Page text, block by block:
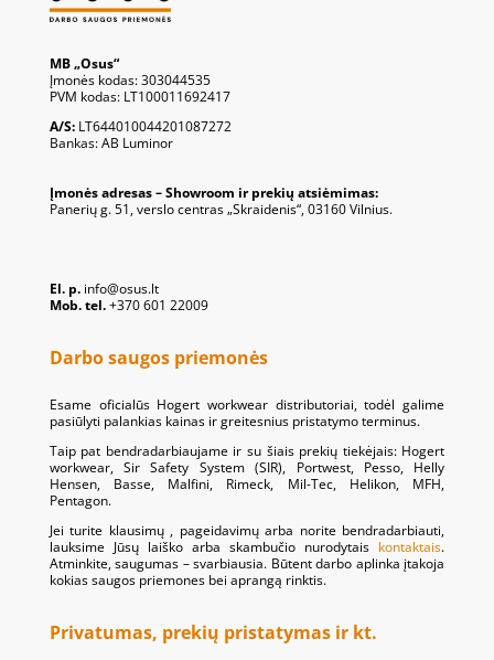
MB „Osus“
Įmonės kodas: 303044535
PVM kodas: LT100011692417
A/S:LT644010044201087272
Bankas: AB Luminor
Įmonės adresas – Showroom ir prekių atsiėmimas:
Panerių g. 51, verslo centras „Skraidenis“, 03160 Vilnius.
El. p.info@osus.lt
Mob. tel.+370 601 22009
Darbo saugos priemonės
Esame oficialūs Hogert workwear distributoriai, todėl galime
pasiūlyti palankias kainas ir greitesnius pristatymo terminus.
Taip pat bendradarbiaujame ir su šiais prekių tiekėjais: Hogert
workwear, Sir Safety System (SIR), Portwest, Pesso, Helly
Hensen, Basse, Malfini, Rimeck, Mil-Tec, Helikon, MFH,
Pentagon.
Jei turite klausimų , pageidavimų arba norite bendradarbiauti,
lauksime Jūsų laiško arba skambučio nurodytais kontaktais.
Atminkite, saugumas – svarbiausia. Būtent darbo aplinka įtakoja
kokias saugos priemones bei aprangą rinktis.
Privatumas, prekių pristatymas ir kt.